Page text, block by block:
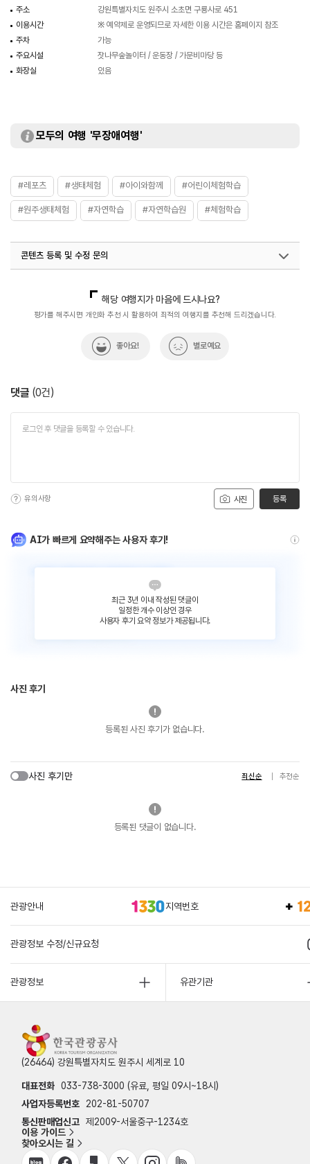
주소
강원특별자치도 원주시 소초면 구룡사로 451
이용시간
※ 예약제로 운영되므로 자세한 이용 시간은 홈페이지 참조
주차
가능
주요시설
잣나무숲놀이터 / 운동장 / 가문비마당 등
화장실
있음
모두의 여행 '무장애여행'
#레포츠 #생태체험 #아이와함께 #어린이체험학습
#원주생태체험 #자연학습 #자연학습원 #체험학습
콘텐츠 등록 및 수정 문의
해당 여행지가 마음에 드시나요?
평가를 해주시면 개인화 추천 시 활용하여 최적의 여행지를 추천해 드리겠습니다.
좋아요! 별로예요
댓글 (0건)
사진
유의사항 등록
AI가 빠르게 요약해주는 사용자 후기!
최근 3년 이내 작성된 댓글이
일정한 개수 이상인 경우
사용자 후기 요약 정보가 제공됩니다.
사진 후기
등록된 사진 후기가 없습니다.
사진 후기만 최신순 추천순
등록된 댓글이 없습니다.
관광안내 지역번호
관광정보 수정/신규요청
관광정보 유관기관
(26464) 강원특별자치도 원주시 세계로 10
대표전화 033-738-3000 (유료, 평일 09시~18시)
사업자등록번호
202-81-50707
통신판매업신고 제2009-서울중구-1234호
이용 가이드
찾아오시는 길